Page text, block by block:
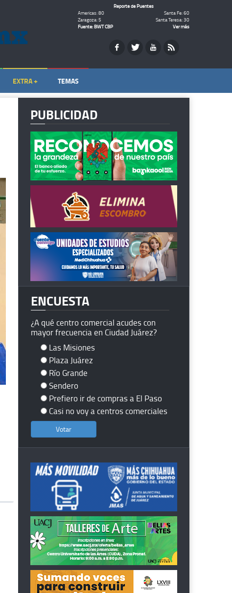
Reporte de Puentes
Americas: 80
Santa Fe: 60
Zaragoza: 5
Santa Teresa: 30
Fuente: BWT CBP
Ver más
EXTRA + TEMAS
PUBLICIDAD
ENCUESTA
¿A qué centro comercial acudes con
mayor frecuencia en Ciudad Juárez?
Las Misiones
Plaza Juárez
Río Grande
Sendero
Prefiero ir de compras a El Paso
Casi no voy a centros comerciales